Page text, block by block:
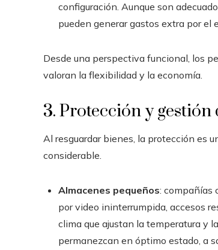
configuración. Aunque son
pueden generar gastos extra por el
Desde una perspectiva funcional, los
valoran la flexibilidad y la economía.
3. Protección y
Al resguardar bienes, la protección es
considerable.
Almacenes pequeños: compañías
por video ininterrumpida, accesos
clima que ajustan la temperatura y
permanezcan en óptimo estado, a